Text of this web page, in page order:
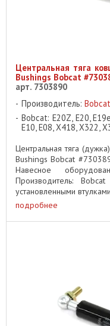
Центральная тяга
Bushings Bobcat
арт. 7303890
Производитель: Bobcat
Bobcat: E20Z, E20,
E10, E08, X418, X322,
Центральная тяга
Bushings Bobcat
Навесное
Производитель:
установленными
подробнее